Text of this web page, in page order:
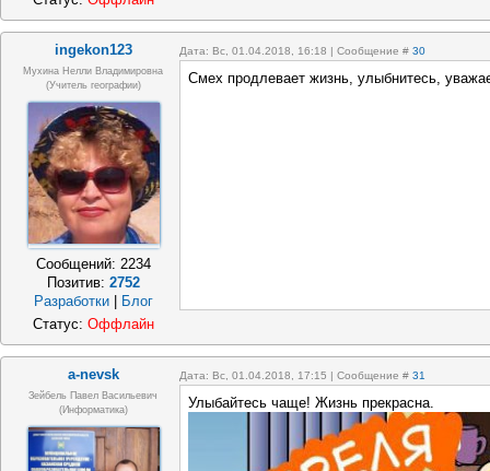
ingekon123 Дата: Вс, 01.04.2018, 16:18 | Сообщение # 30
Мухина Нелли Владимировна
(Учитель географии)
Сообщений: 2234
Позитив: 2752
Разработки
Блог
Смех продлевает жизнь, улыбнитесь,
Статус: Оффлайн
a-nevsk Дата: Вс, 01.04.2018, 17:15 | Сообщение # 31
Зейбель Павел Васильевич
(информатика)
Улыбайтесь чаще! Жизнь прекрасна.